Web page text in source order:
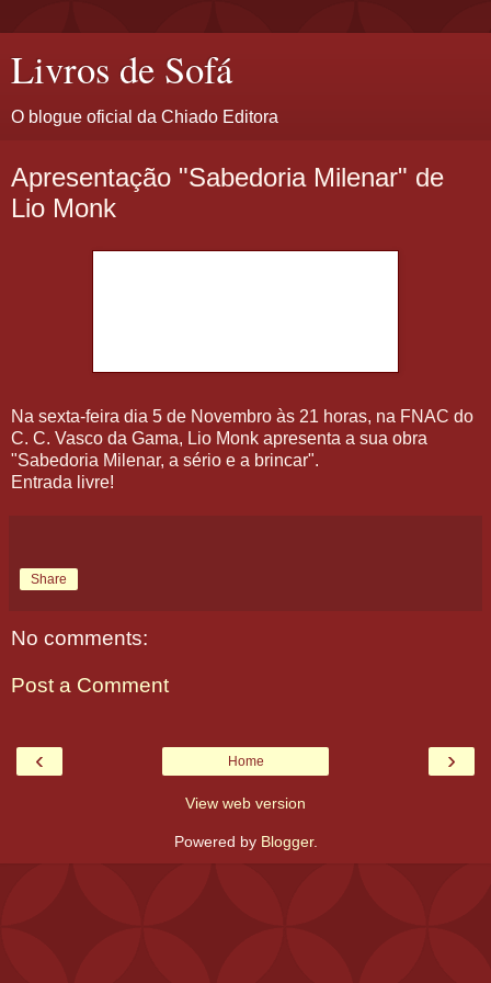
Livros de Sofá
O blogue oficial da Chiado Editora
Apresentação "Sabedoria Milenar" de
Lio Monk
Na sexta-feira dia 5 de Novembro às 21 horas, na FNAC do
C. C. Vasco da Gama, Lio Monk apresenta a sua obra
"Sabedoria Milenar, a sério e a brincar".
Entrada livre!
Share
No comments:
Post a Comment
‹ ›
Home
View web version
Powered by Blogger.